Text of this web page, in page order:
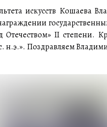
искусств Кошаева
II степени.
н.э.». Поздравляем